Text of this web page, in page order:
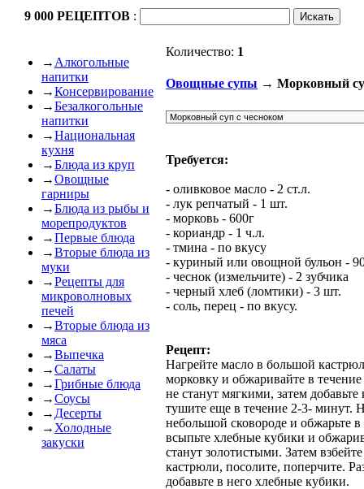
9 000 РЕЦЕПТОВ :
→ Алкогольные
напитки
→Консервирование
→Безалкогольные
напитки
→Национальная
кухня
→Блюда из круп
→Овощные
гарниры
→Блюда из рыбы и
морепродуктов
→Первые блюда
→Вторые блюда из
муки
→Рецепты для
микроволновых
печей
→Вторые блюда из
мяса
→Выпечка
→Салаты
→Грибные блюда
→Соусы
→ Десерты
→ Холодные
закуски
Количество: 1
Овощные супы → Морковный
Требуется:
- оливковое масло - 2 ст.л.
- лук репчатый - 1 шт.
- морковь - 600г
- кориандр - 1 ч.л.
- тмина - по вкусу
- куриный или овощной бульон -
- чеснок (измельчите) - 2 зубчика
- черный хлеб (ломтики) - 3 шт.
- соль, перец - по вкусу.
Рецепт:
Нагрейте масло в большой
морковку и обжаривайте в
не станут мягкими, затем
тушите еще в течение 2-3- минут.
небольшой сковороде и обжарьте
всыпьте хлебные кубики и
станут золотистыми. Затем
кастрюли, посолите, поперчите.
добавьте в него хлебные кубики.